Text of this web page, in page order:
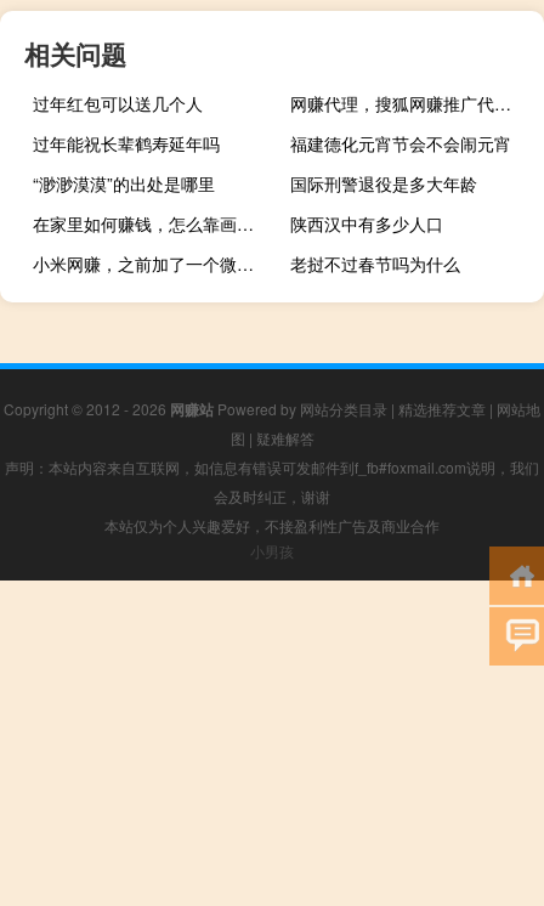
相关问题
过年红包可以送几个人
网赚代理，搜狐网赚推广代理商电话多少
过年能祝长辈鹤寿延年吗
福建德化元宵节会不会闹元宵
“渺渺漠漠”的出处是哪里
国际刑警退役是多大年龄
在家里如何赚钱，怎么靠画画挣钱？ 在家里可以干的
陕西汉中有多少人口
小米网赚，之前加了一个微信说带我网赚然后给了我一个彩票网...
老挝不过春节吗为什么
Copyright © 2012 - 2026 网赚站 Powered by 网站分类目录 | 精选推荐文章 | 网站地
图 | 疑难解答
声明：本站内容来自互联网，如信息有错误可发邮件到f_fb#foxmail.com说明，我们
会及时纠正，谢谢
本站仅为个人兴趣爱好，不接盈利性广告及商业合作
小男孩